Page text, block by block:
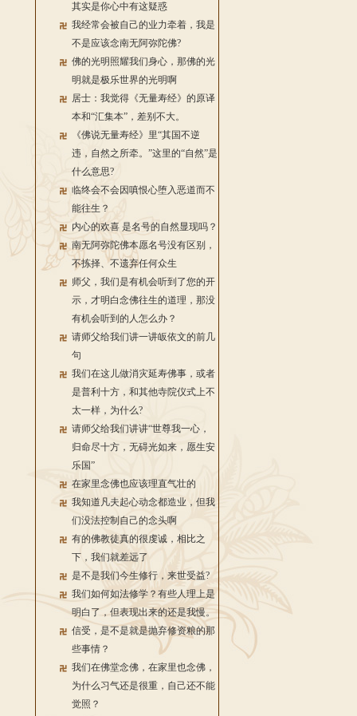
其实是你心中有这疑惑
我经常会被自己的业力牵着，我是
不是应该念南无阿弥陀佛?
佛的光明照耀我们身心，那佛的光
明就是极乐世界的光明啊
居士：我觉得《无量寿经》的原译
本和“汇集本”，差别不大。
《佛说无量寿经》里“其国不逆
违，自然之所牵。”这里的“自然”是
什么意思?
临终会不会因嗔恨心堕入恶道而不
能往生？
内心的欢喜 是名号的自然显现吗？
南无阿弥陀佛本愿名号没有区别，
不拣择、不遗弃任何众生
师父，我们是有机会听到了您的开
示，才明白念佛往生的道理，那没
有机会听到的人怎么办？
请师父给我们讲一讲皈依文的前几
句
我们在这儿做消灾延寿佛事，或者
是普利十方，和其他寺院仪式上不
太一样，为什么?
请师父给我们讲讲“世尊我一心，
归命尽十方，无碍光如来，愿生安
乐国”
在家里念佛也应该理直气壮的
我知道凡夫起心动念都造业，但我
们没法控制自己的念头啊
有的佛教徒真的很虔诚，相比之
下，我们就差远了
是不是我们今生修行，来世受益?
我们如何如法修学？有些人理上是
明白了，但表现出来的还是我慢。
信受，是不是就是抛弃修资粮的那
些事情？
我们在佛堂念佛，在家里也念佛，
为什么习气还是很重，自己还不能
觉照？